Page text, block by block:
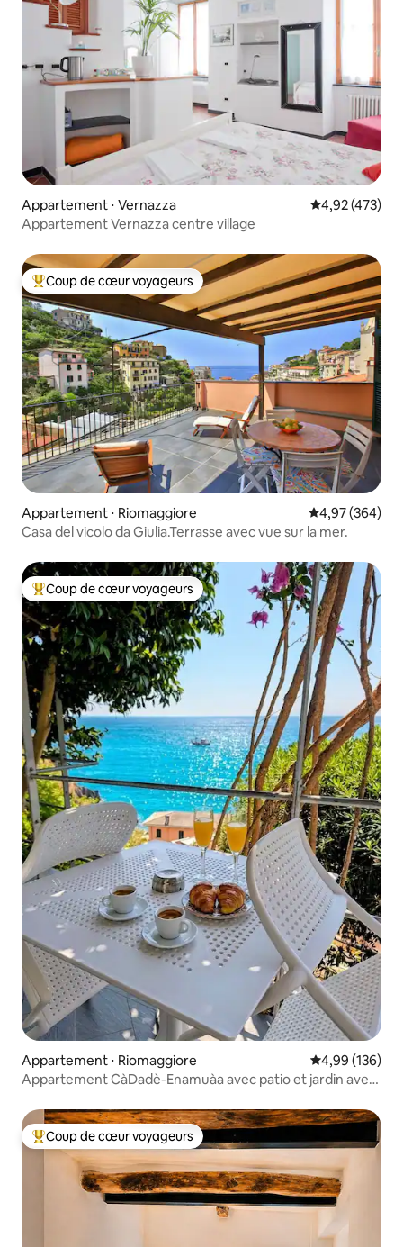
Appartement ⋅ Vernazza Évaluation
4,92 (473)
Appartement Vernazza centre village
Coups de cœur voyageurs les plus appréciés
Coup de cœur voyageurs
Appartement ⋅ Riomaggiore Évaluation
4,97 (364)
Casa del vicolo da Giulia.Terrasse avec vue sur la mer.
Coups de cœur voyageurs les plus appréciés
Coup de cœur voyageurs
Appartement ⋅ Riomaggiore Évaluation
4,99 (136)
Appartement CàDadè-Enamuàa avec patio et jardin avec
Coups de cœur voyageurs les plus appréciés
Coup de cœur voyageurs